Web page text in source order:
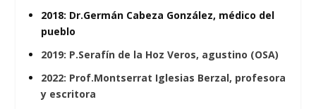
2018: Dr.Germán Cabeza González, médico del
pueblo
2019: P.Serafín de la Hoz Veros, agustino (OSA)
2022: Prof.Montserrat Iglesias Berzal, profesora
y escritora